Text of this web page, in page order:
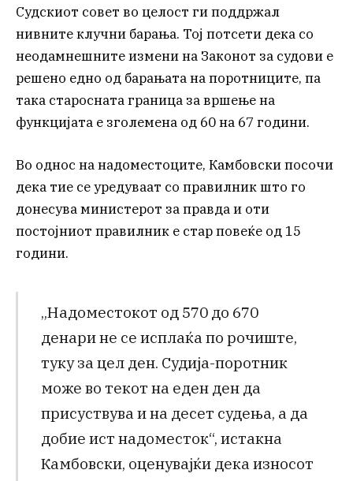
Судскиот совет во целост ги поддржал
нивните клучни барања. Тој потсети дека со
неодамнешните измени на Законот за судови е
решено едно од барањата на поротниците, па
така старосната граница за вршење на
функцијата е зголемена од 60 на 67 години.
Во однос на надоместоците, Камбовски посочи
дека тие се уредуваат со правилник што го
донесува министерот за правда и оти
постојниот правилник е стар повеќе од 15
години.
„Надоместокот од 570 до 670
денари не се исплаќа по рочиште,
туку за цел ден. Судија-поротник
може во текот на еден ден да
присуствува и на десет судења, а да
добие ист надоместок“, истакна
Камбовски, оценувајќи дека износот